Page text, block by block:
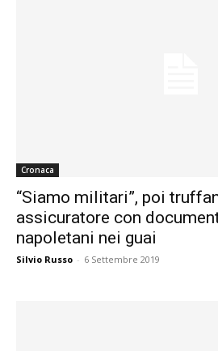
Cronaca
“Siamo militari”, poi
assicuratore con
napoletani nei guai
Silvio Russo - 6 Settembre 2019